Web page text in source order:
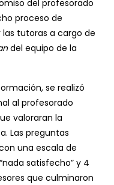
del profesorado
proceso de
tutoras a cargo de
del equipo de la
se realizó
al profesorado
valoraran la
Las preguntas
una escala de
satisfecho” y 4
que culminaron